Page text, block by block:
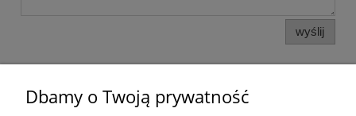
wyślij
Pomoc
Dbamy o Twoją prywatność